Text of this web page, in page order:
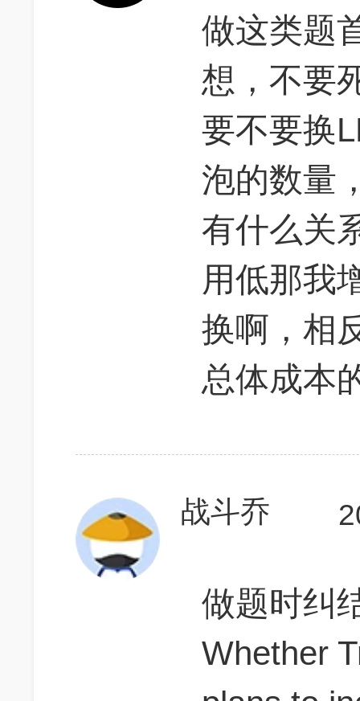
做这类题
想，不要
要不要换
泡的数量
有什么关
用低那我
换啊，相
总体成本
战斗乔
做题时纠
Whether